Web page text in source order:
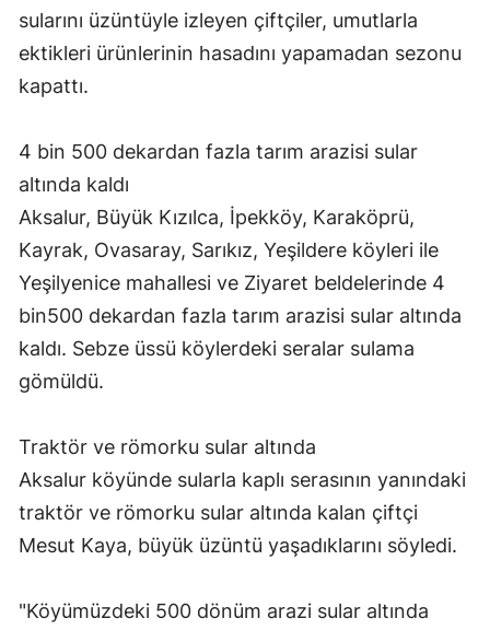
sularını üzüntüyle izleyen çiftçiler, umutlarla
ektikleri ürünlerinin hasadını yapamadan sezonu
kapattı.
4 bin 500 dekardan fazla tarım arazisi sular
altında kaldı
Aksalur, Büyük Kızılca, İpekköy, Karaköprü,
Kayrak, Ovasaray, Sarıkız, Yeşildere köyleri ile
Yeşilyenice mahallesi ve Ziyaret beldelerinde 4
bin500 dekardan fazla tarım arazisi sular altında
kaldı. Sebze üssü köylerdeki seralar sulama
gömüldü.
Traktör ve römorku sular altında
Aksalur köyünde sularla kaplı serasının yanındaki
traktör ve römorku sular altında kalan çiftçi
Mesut Kaya, büyük üzüntü yaşadıklarını söyledi.
"Köyümüzdeki 500 dönüm arazi sular altında